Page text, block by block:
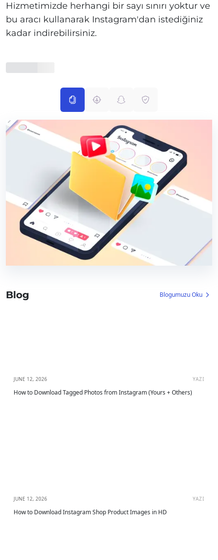
Hizmetimizde herhangi bir sayı sınırı yoktur ve
bu aracı kullanarak Instagram'dan istediğiniz
kadar indirebilirsiniz.
Blog Blogumuzu Oku
JUNE 12, 2026 YAZI
How to Download Tagged Photos from Instagram (Yours + Others)
JUNE 12, 2026 YAZI
How to Download Instagram Shop Product Images in HD